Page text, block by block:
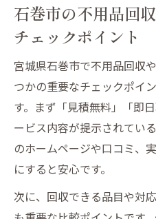
石巻市の不用品回
チェックポイント
宮城県石巻市で不用品回収
つかの重要なチェックポイ
す。まず「見積無料」「即
ービス内容が提示されてい
のホームページや口コミ、
にすると安心です。
次に、回収できる品目や対